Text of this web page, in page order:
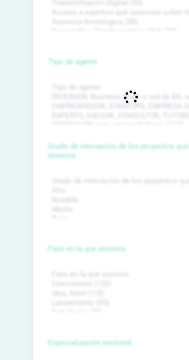
Tipo de agente
Grado de innovación de los proyectos que
asesora
Fase en la que asesora
Especialización sectorial